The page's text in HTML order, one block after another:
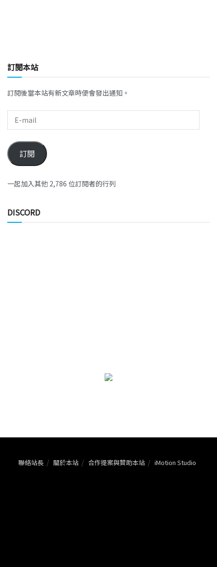
訂閱本站
訂閱後當本站有新文章時便會發出通知。
訂閱
一起加入其他 2,786 位訂閱者的行列
DISCORD
聯絡站長 關於本站 合作提案與贊助本站 iMotion Studio